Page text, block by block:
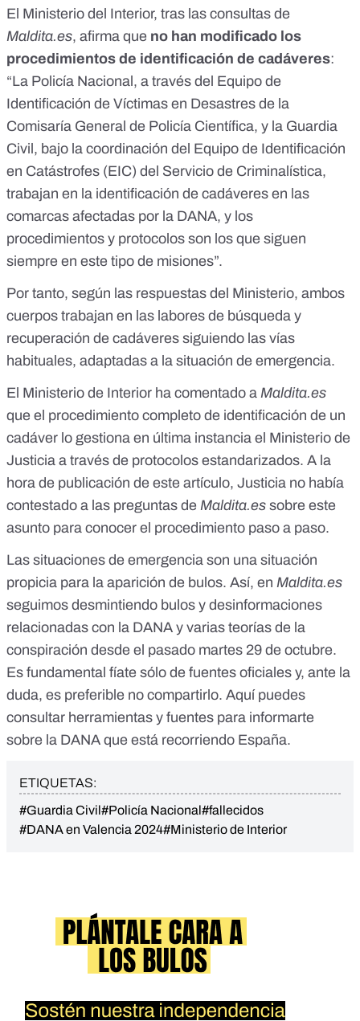
El Ministerio del Interior, tras las consultas de
Maldita.es, afirma que no han modificado los
procedimientos de identificación de cadáveres:
“La Policía Nacional, a través del Equipo de
Identificación de Víctimas en Desastres de la
Comisaría General de Policía Científica, y la Guardia
Civil, bajo la coordinación del Equipo de Identificación
en Catástrofes (EIC) del Servicio de Criminalística,
trabajan en la identificación de cadáveres en las
comarcas afectadas por la DANA, y los
procedimientos y protocolos son los que siguen
siempre en este tipo de misiones”.
Por tanto, según las respuestas del Ministerio, ambos
cuerpos trabajan en las labores de búsqueda y
recuperación de cadáveres siguiendo las vías
habituales, adaptadas a la situación de emergencia.
El Ministerio de Interior ha comentado a Maldita.es
que el procedimiento completo de identificación de un
cadáver lo gestiona en última instancia el Ministerio de
Justicia a través de protocolos estandarizados. A la
hora de publicación de este artículo, Justicia no había
contestado a las preguntas de Maldita.es sobre este
asunto para conocer el procedimiento paso a paso.
Las situaciones de emergencia son una situación
propicia para la aparición de bulos. Así, en Maldita.es
seguimos desmintiendo bulos y desinformaciones
relacionadas con la DANA y varias teorías de la
conspiración desde el pasado martes 29 de octubre.
Es fundamental fíate sólo de fuentes oficiales y, ante la
duda, es preferible no compartirlo. Aquí puedes
consultar herramientas y fuentes para informarte
sobre la DANA que está recorriendo España.
ETIQUETAS:
#Guardia Civil#Policía Nacional#fallecidos
#DANA en Valencia 2024#Ministerio de Interior